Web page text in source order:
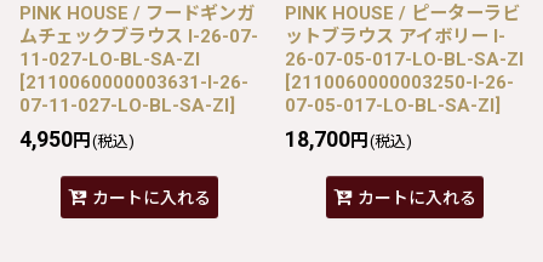
PINK HOUSE / フードギンガ
ムチェックブラウス I-26-07-
11-027-LO-BL-SA-ZI
[2110060000003631-I-26-
07-11-027-LO-BL-SA-ZI]
4,950円 (税込)
カートに入れる
PINK HOUSE / ピーターラビ
ットブラウス アイボリー I-
26-07-05-017-LO-BL-SA-ZI
[2110060000003250-I-26-
07-05-017-LO-BL-SA-ZI]
18,700円 (税込)
カートに入れる